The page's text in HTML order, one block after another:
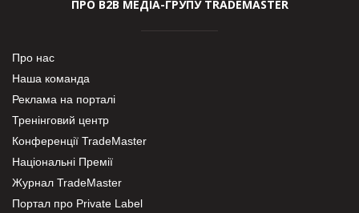
ПРО В2В МЕДІА-ГРУПУ TRADEMASTER
Про нас
Наша команда
Реклама на порталі
Тренінговий центр
Конференції TradeMaster
Національні Премії
Журнал TradeMaster
Портал про Private Label